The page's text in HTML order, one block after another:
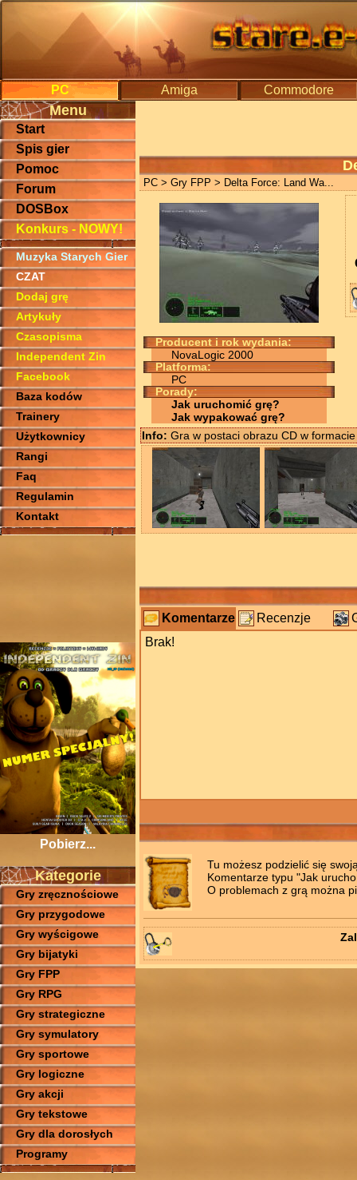
PC Amiga Commodore
Menu
Start
Spis gier
Pomoc
Forum
DOSBox
Konkurs - NOWY!
Muzyka Starych Gier
CZAT
Dodaj grę
Artykuły
Czasopisma
Independent Zin
Facebook
Baza kodów
Trainery
Użytkownicy
Rangi
Faq
Regulamin
Kontakt
Pobierz...
Kategorie
Gry zręcznościowe
Gry przygodowe
Gry wyścigowe
Gry bijatyki
Gry FPP
Gry RPG
Gry strategiczne
Gry symulatory
Gry sportowe
Gry logiczne
Gry akcji
Gry tekstowe
Gry dla dorosłych
Programy
PC > Gry FPP > Delta Force: Land Wa...
Producent i rok wydania:
NovaLogic 2000
Platforma:
PC
Porady:
Jak uruchomić grę?
Jak wypakować grę?
Info: Gra w postaci obrazu CD w
Komentarze Recenzje
Brak!
Tu możesz podzielić się
Komentarze typu "Jak
O problemach z grą można